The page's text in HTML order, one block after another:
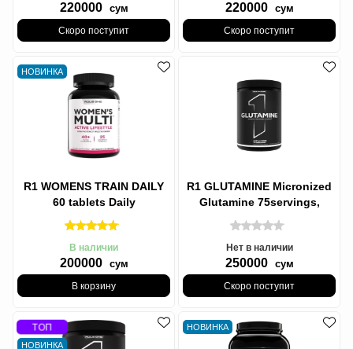
220000 сум
Скоро поступит
220000 сум
Скоро поступит
НОВИНКА
R1 WOMENS TRAIN DAILY
60 tablets Daily
Multivitamin, ЖЕНСКИЙ R1
ЕЖЕДНЕВНО
В наличии
200000 сум
В корзину
R1 GLUTAMINE Micronized
Glutamine 75servings,
ГЛЮТАМИН
Микронизированный
Нет в наличии
250000 сум
Скоро поступит
ТОП
НОВИНКА
НОВИНКА